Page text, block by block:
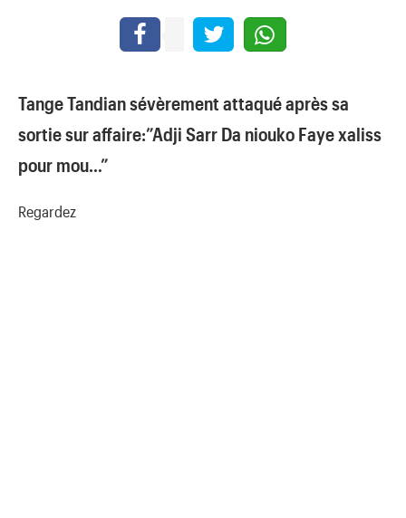
Tange Tandian sévèrement attaqué après sa
sortie sur affaire:”Adji Sarr Da niouko Faye xaliss
pour mou…”
Regardez